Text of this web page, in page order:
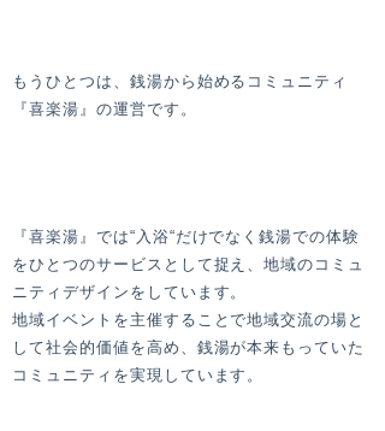
もうひとつは、銭湯から始めるコミュニティ
『喜楽湯』の運営です。
『喜楽湯』では“入浴“だけでなく銭湯での体験
をひとつのサービスとして捉え、地域のコミュ
ニティデザインをしています。
地域イベントを主催することで地域交流の場と
して社会的価値を高め、銭湯が本来もっていた
コミュニティを実現しています。